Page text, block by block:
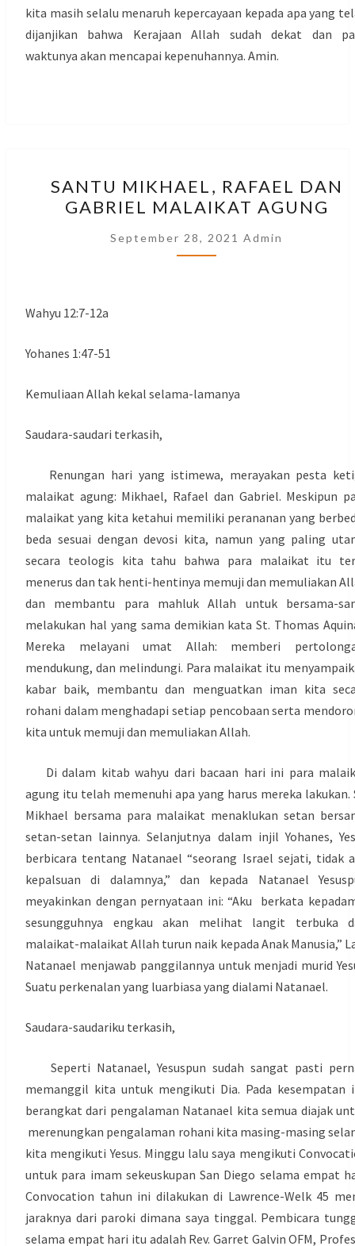
kita masih selalu menaruh kepercayaan kepada apa yang
dijanjikan bahwa Kerajaan Allah sudah dekat dan
waktunya akan mencapai kepenuhannya. Amin.
MIKHAEL,
RAFAEL
DAN
GABRIEL
SANTU MIKHAEL, RAFAEL DAN
GABRIEL MALAIKAT AGUNG
September 28, 2021 Admin
Wahyu 12:7-12a
Yohanes 1:47-51
Kemuliaan Allah kekal selama-lamanya
Saudara-saudari terkasih,
Renungan hari yang istimewa, merayakan pesta
malaikat agung: Mikhael, Rafael dan Gabriel. Meskipun
malaikat yang kita ketahui memiliki perananan yang
beda sesuai dengan devosi kita, namun yang paling
secara teologis kita tahu bahwa para malaikat itu
menerus dan tak henti-hentinya memuji dan memuliakan
dan membantu para mahluk Allah untuk bersama-
melakukan hal yang sama demikian kata St. Thomas
Mereka melayani umat Allah: memberi
mendukung, dan melindungi. Para malaikat itu
kabar baik, membantu dan menguatkan iman kita
rohani dalam menghadapi setiap pencobaan serta
kita untuk memuji dan memuliakan Allah.
Di dalam kitab wahyu dari bacaan hari ini para
agung itu telah memenuhi apa yang harus mereka lakukan.
Mikhael bersama para malaikat menaklukan setan
setan-setan lainnya. Selanjutnya dalam injil Yohanes,
berbicara tentang Natanael “seorang Israel sejati, tidak
kepalsuan di dalamnya,” dan kepada Natanael
meyakinkan dengan pernyataan ini: “Aku berkata
sesungguhnya engkau akan melihat langit terbuka
malaikat-malaikat Allah turun naik kepada Anak Manusia,”
Natanael menjawab panggilannya untuk menjadi murid
Suatu perkenalan yang luarbiasa yang dialami Natanael.
Saudara-saudariku terkasih,
Seperti Natanael, Yesuspun sudah sangat pasti
memanggil kita untuk mengikuti Dia. Pada kesempatan
berangkat dari pengalaman Natanael kita semua diajak
merenungkan pengalaman rohani kita masing-masing
kita mengikuti Yesus. Minggu lalu saya mengikuti
untuk para imam sekeuskupan San Diego selama empat
Convocation tahun ini dilakukan di Lawrence-Welk 45
jaraknya dari paroki dimana saya tinggal. Pembicara
selama empat hari itu adalah Rev. Garret Galvin OFM,